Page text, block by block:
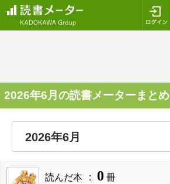
2026年6月の読書メーターまとめ
読んだ本 0 冊